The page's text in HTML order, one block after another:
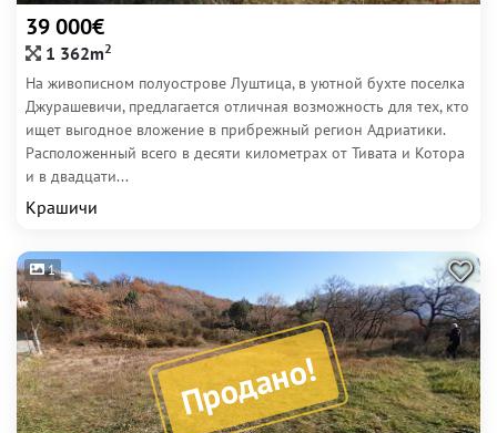
39 000€
1 362m2
На живописном полуострове Луштица, в уютной бухте поселка
Джурашевичи, предлагается отличная возможность для тех, кто
ищет выгодное вложение в прибрежный регион Адриатики.
Расположенный всего в десяти километрах от Тивата и Котора
и в двадцати...
Крашичи
Продано!
1